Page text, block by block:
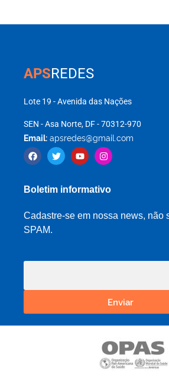
APSREDES
Lote 19 - Avenida das Nações
SEN - Asa Norte, DF - 70312-970
Email: apsredes@gmail.com
Boletim informativo
Cadastre-se em nossa news, não
SPAM.
Enviar